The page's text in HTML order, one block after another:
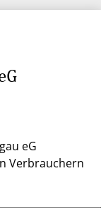
eG
Verbrauchern